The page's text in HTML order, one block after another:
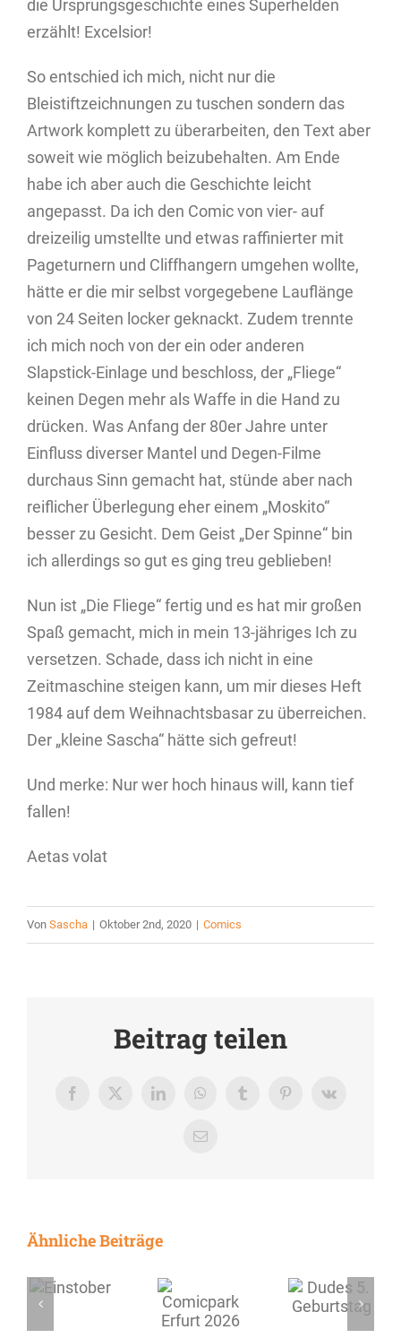
die Ursprungsgeschichte eines Superhelden
erzählt! Excelsior!
So entschied ich mich, nicht nur die
Bleistiftzeichnungen zu tuschen sondern das
Artwork komplett zu überarbeiten, den Text aber
soweit wie möglich beizubehalten. Am Ende
habe ich aber auch die Geschichte leicht
angepasst. Da ich den Comic von vier- auf
dreizeilig umstellte und etwas raffinierter mit
Pageturnern und Cliffhangern umgehen wollte,
hätte er die mir selbst vorgegebene Lauflänge
von 24 Seiten locker geknackt. Zudem trennte
ich mich noch von der ein oder anderen
Slapstick-Einlage und beschloss, der „Fliege“
keinen Degen mehr als Waffe in die Hand zu
drücken. Was Anfang der 80er Jahre unter
Einfluss diverser Mantel und Degen-Filme
durchaus Sinn gemacht hat, stünde aber nach
reiflicher Überlegung eher einem „Moskito“
besser zu Gesicht. Dem Geist „Der Spinne“ bin
ich allerdings so gut es ging treu geblieben!
Nun ist „Die Fliege“ fertig und es hat mir großen
Spaß gemacht, mich in mein 13-jähriges Ich zu
versetzen. Schade, dass ich nicht in eine
Zeitmaschine steigen kann, um mir dieses Heft
1984 auf dem Weihnachtsbasar zu überreichen.
Der „kleine Sascha“ hätte sich gefreut!
Und merke: Nur wer hoch hinaus will, kann tief
fallen!
Aetas volat
Von Sascha | Oktober 2nd, 2020 | Comics
Beitrag teilen
Facebook
X LinkedInWhatsAppTumblr PinterestVk
E-
Ähnliche Beiträge